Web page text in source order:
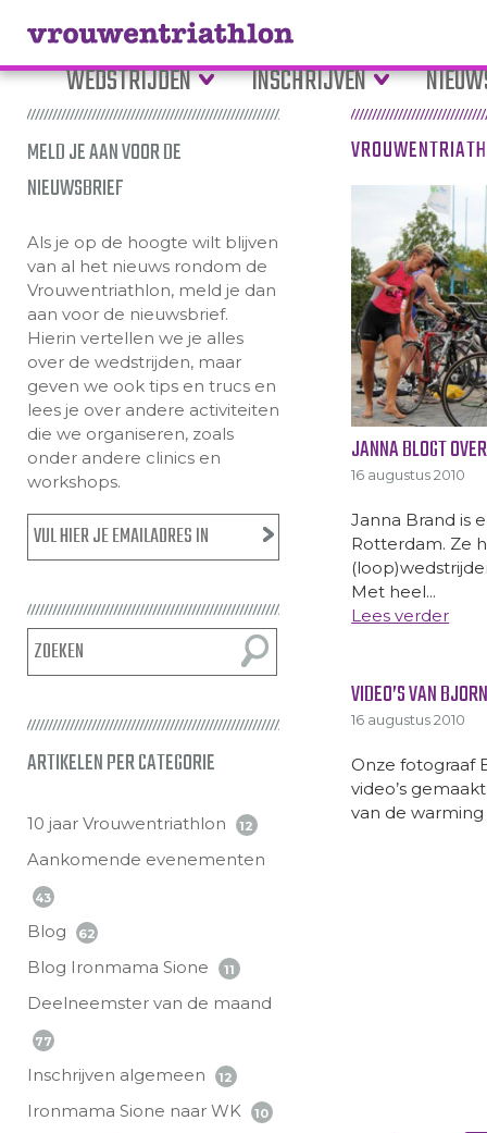
WEDSTRIJDEN INSCHRIJVEN
MELD JE AAN VOOR DE
NIEUWSBRIEF
Als je op de hoogte wilt blijven
van al het nieuws rondom de
Vrouwentriathlon, meld je dan
aan voor de nieuwsbrief.
Hierin vertellen we je alles
over de wedstrijden, maar
geven we ook tips en trucs en
lees je over andere activiteiten
die we organiseren, zoals
onder andere clinics en
workshops.
ARTIKELEN PER CATEGORIE
10 jaar Vrouwentriathlon 12
Aankomende evenementen
43
Blog 62
Blog Ironmama Sione 11
Deelneemster van de maand
77
Inschrijven algemeen 12
Ironmama Sione naar WK 10
JANNA BLOGT
16 augustus 2010
Janna Brand is
Rotterdam. Ze
Met heel...
Lees verder
VIDEO’S VAN
16 augustus 2010
Onze fotograaf
video’s
van de warming